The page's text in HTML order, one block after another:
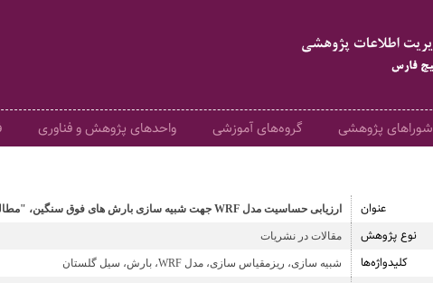
شوراهای پژوهشی گروه‌های آموزشی واحدهای پژوهش و فناوری
عنوان
ارزیابی حساسیت مدل WRF جهت شبیه سازی بارش های فوق سنگین، "مطالعه ی موردی: 26 اسفند 1397 تا 2 فروردین 1398
نوع پژوهش مقالات در نشریات
کلیدواژه‌ها شبیه سازی، ریزمقیاس سازی، مدل WRF، بارش، سیل گلستان